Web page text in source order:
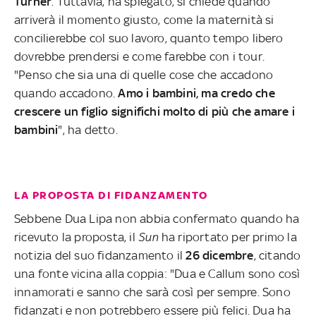
arriverà il momento giusto, come la maternità si
concilierebbe col suo lavoro, quanto tempo libero
dovrebbe prendersi e come farebbe con i tour.
"Penso che sia una di quelle cose che accadono
quando accadono.Amo i bambini, ma credo che
crescere un figlio significhi molto di più che amare i
bambini", ha detto.
LA PROPOSTA DI FIDANZAMENTO
Sebbene Dua Lipa non abbia confermato quando ha
ricevuto la proposta, il Sun ha riportato per primo la
notizia del suo fidanzamento il 26 dicembre, citando
una fonte vicina alla coppia: "Dua e Callum sono così
innamorati e sanno che sarà così per sempre. Sono
fidanzati e non potrebbero essere più felici. Dua ha